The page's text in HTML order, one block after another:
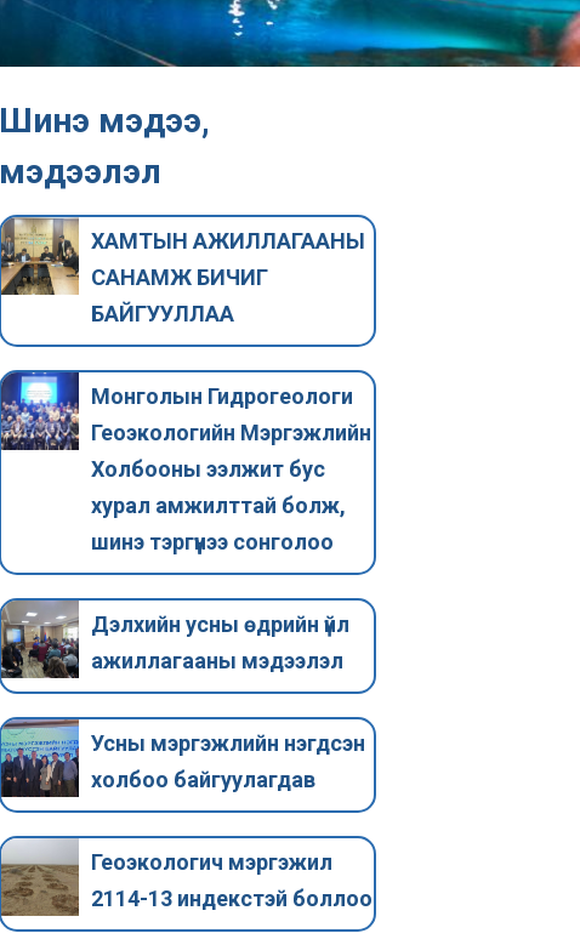
ОНЦЛОХ МЭДЭЭ
Усны мэргэжлийн
нэгдсэн холбоо
байгуулагдав
Усны мэргэжлийн нэгдсэн
холбоо 2025 оны 02 сарын 26
өдөр байгуулагдлаа. УМНХ-ны
гидрогеологи, геоэкологийн
холбооны удирдах
зөвлөлийн…
Шинэ мэдээ,
мэдээлэл
ХАМТЫН АЖИЛЛАГААНЫ
САНАМЖ БИЧИГ
БАЙГУУЛЛАА
Монголын Гидрогеологи
Геоэкологийн Мэргэжлийн
Холбооны ээлжит бус
хурал амжилттай болж,
шинэ тэргүүнээ сонголоо
Дэлхийн усны өдрийн үйл
ажиллагааны мэдээлэл
Усны мэргэжлийн нэгдсэн
холбоо байгуулагдав
Геоэкологич мэргэжил
2114-13 индекстэй боллоо